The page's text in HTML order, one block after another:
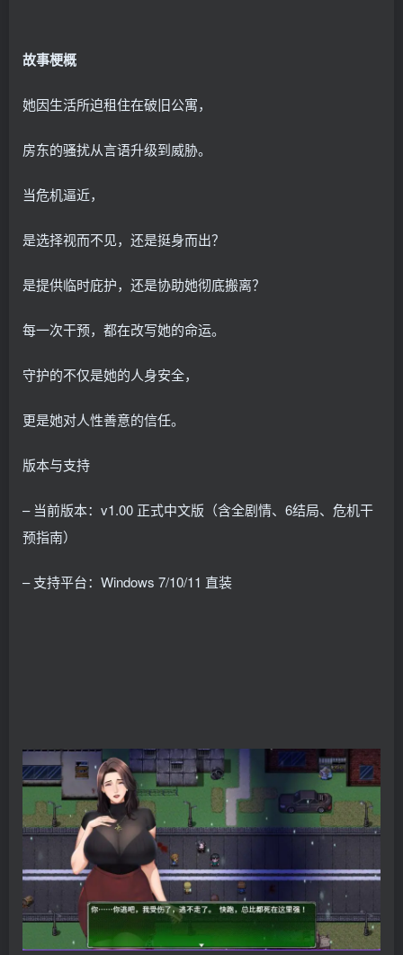
故事梗概
她因生活所迫租住在破旧公寓，
房东的骚扰从言语升级到威胁。
当危机逼近，
是选择视而不见，还是挺身而出？
是提供临时庇护，还是协助她彻底搬离？
每一次干预，都在改写她的命运。
守护的不仅是她的人身安全，
更是她对人性善意的信任。
版本与支持
– 当前版本：v1.00 正式中文版（含全剧情、6结局、危机干
预指南）
– 支持平台：Windows 7/10/11 直装